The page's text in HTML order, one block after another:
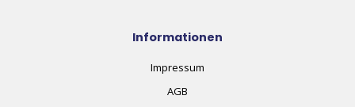
Informationen
Impressum
AGB